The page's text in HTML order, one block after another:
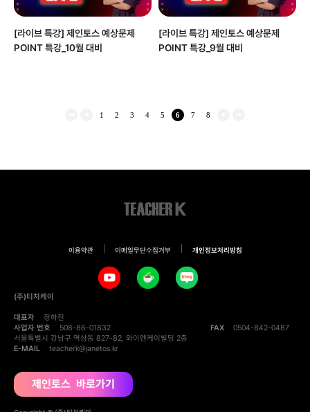
[라이브 특강] 제인토스 예상문제
POINT 특강_10월 대비
[라이브 특강] 제인토스 예상문제
POINT 특강_9월 대비
1 2 3 4 5 6 7 8
이용약관 이메일무단수집거부 개인정보처리방침
(주)티처케이
대표자
정하진
사업자 번호
508-86-01832 FAX
0504-842-0487
서울특별시 강남구 역삼동 827-82, 와이엔케이빌딩 2층
E-MAIL
teacherk@janetos.kr
제인토스 바로가기